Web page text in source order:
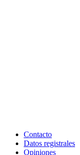
Contacto
Datos registrales
Opiniones